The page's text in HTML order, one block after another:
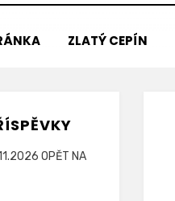
ZLATÝ CEPÍN
OPĚT NA